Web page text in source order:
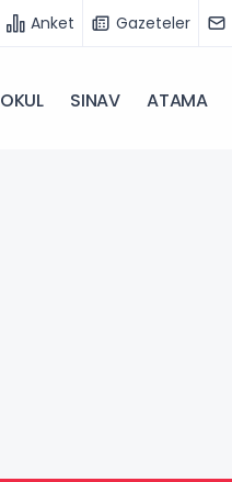
Anket Gazeteler
OKUL SINAV ATAMA